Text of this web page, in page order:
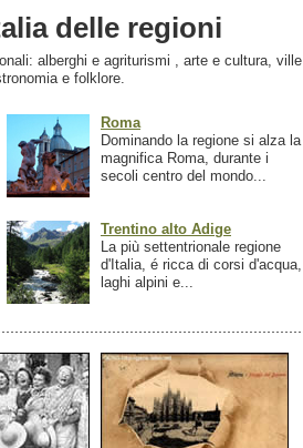
delle regioni
alberghi e agriturismi , arte e cultura, ville
e folklore.
Roma
Dominando la regione si alza la
magnifica Roma, durante i
secoli centro del mondo...
Trentino alto Adige
La più settentrionale regione
d'Italia, é ricca di corsi d'acqua,
laghi alpini e...